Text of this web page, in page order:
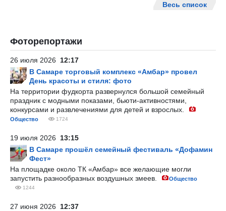
Весь список
Фоторепортажи
26 июля 2026 12:17
В Самаре торговый комплекс «Амбар» провел
День красоты и стиля: фото
На территории фудкорта развернулся большой семейный
праздник с модными показами, бьюти-активностями,
конкурсами и развлечениями для детей и взрослых.
Общество 1724
19 июля 2026 13:15
В Самаре прошёл семейный фестиваль «Дофамин
Фест»
На площадке около ТК «Амбар» все желающие могли
запустить разнообразных воздушных змеев.
Общество
1244
27 июня 2026 12:37